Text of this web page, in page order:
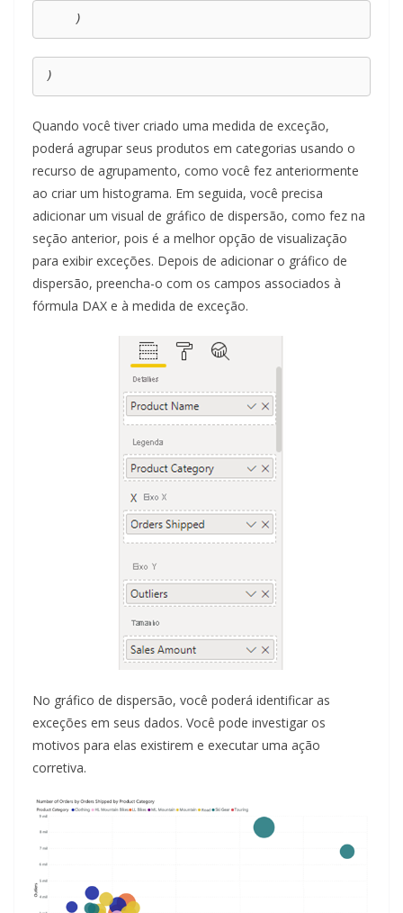
)
)
Quando você tiver criado uma medida de exceção,
poderá agrupar seus produtos em categorias usando o
recurso de agrupamento, como você fez anteriormente
ao criar um histograma. Em seguida, você precisa
adicionar um visual de gráfico de dispersão, como fez na
seção anterior, pois é a melhor opção de visualização
para exibir exceções. Depois de adicionar o gráfico de
dispersão, preencha-o com os campos associados à
fórmula DAX e à medida de exceção.
No gráfico de dispersão, você poderá identificar as
exceções em seus dados. Você pode investigar os
motivos para elas existirem e executar uma ação
corretiva.